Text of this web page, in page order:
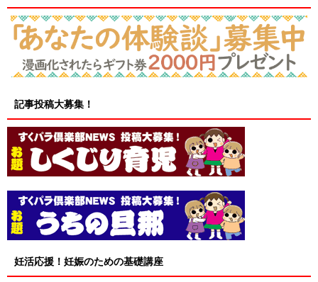
記事投稿大募集！
妊活応援！妊娠のための基礎講座